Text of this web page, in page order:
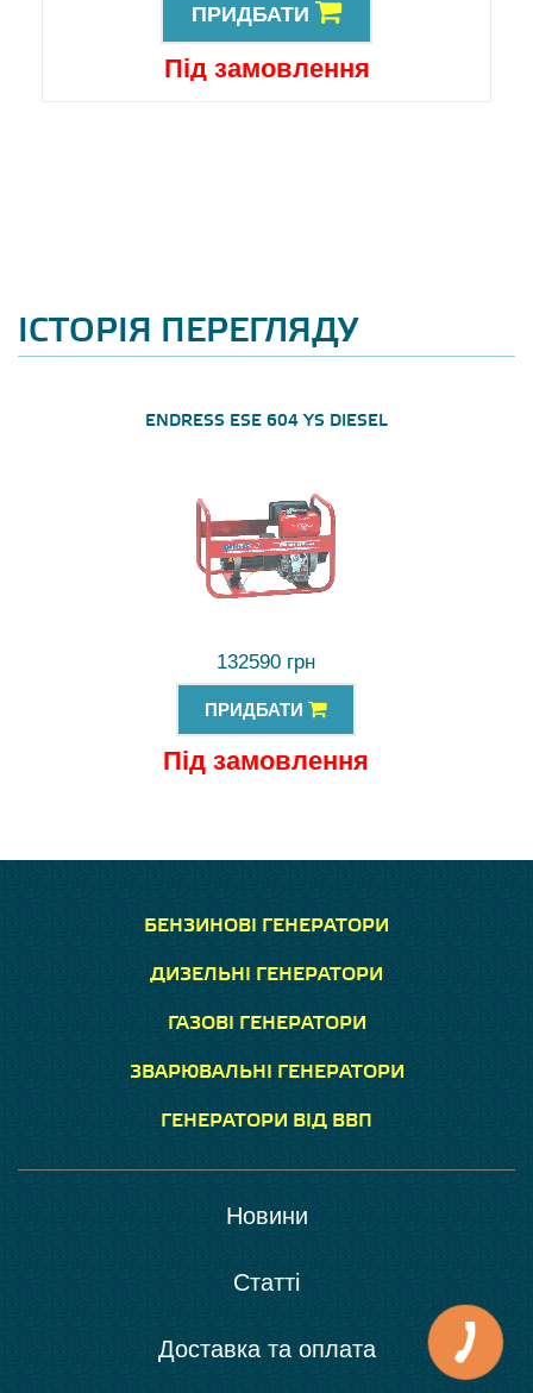
ПРИДБАТИ
Під замовлення
ІСТОРІЯ ПЕРЕГЛЯДУ
ENDRESS ESE 604 YS DIESEL
132590 грн
ПРИДБАТИ
Під замовлення
БЕНЗИНОВІ ГЕНЕРАТОРИ
ДИЗЕЛЬНІ ГЕНЕРАТОРИ
ГАЗОВІ ГЕНЕРАТОРИ
ЗВАРЮВАЛЬНІ ГЕНЕРАТОРИ
ГЕНЕРАТОРИ ВІД ВВП
Новини
Статті
Доставка та оплата